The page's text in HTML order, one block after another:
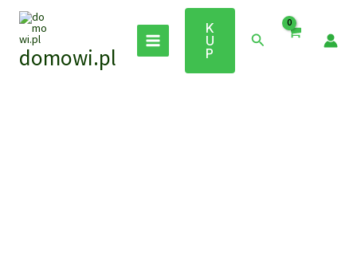
Przejdź
treścidomowi.pl
K
U
P
Szukaj